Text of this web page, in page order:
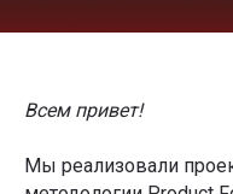
Всем привет!
Мы реализовали